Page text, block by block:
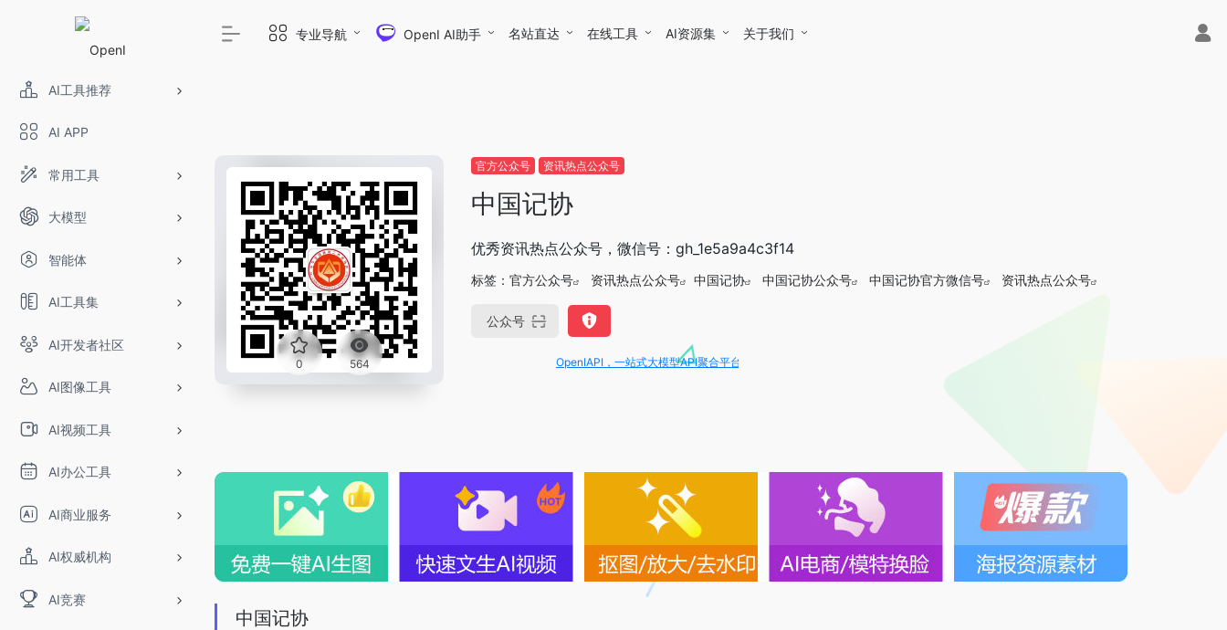
AI工具推荐
AI APP
常用工具
大模型
智能体
AI工具集
AI开发者社区
AI图像工具
AI视频工具
AI办公工具
AI商业服务
AI权威机构
AI竞赛
专业导航 OpenI AI助手 名站直达 在线工具 AI资源集 关于我们
0 564
官方公众号 资讯热点公众号
中国记协
优秀资讯热点公众号，微信号：gh_1e5a9a4c3f14
标签： 官方公众号 资讯热点公众号 中国记协 中国记协公众号 中国记协官方微信号 资讯热点公众号
公众号
OpenIAPI，一站式大模型API聚合平台
中国记协